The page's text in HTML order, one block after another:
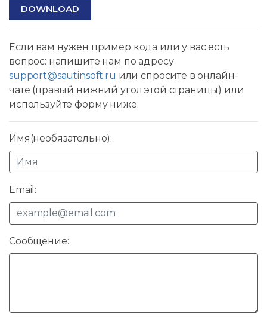
DOWNLOAD
Если вам нужен пример кода или у вас есть
вопрос: напишите нам по адресу
support@sautinsoft.ru или спросите в онлайн-
чате (правый нижний угол этой страницы) или
используйте форму ниже:
Имя(необязательно):
Email:
Сообщение: